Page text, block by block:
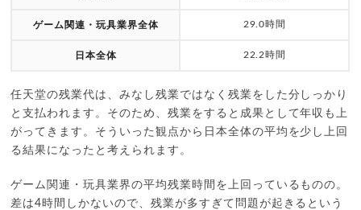
ゲーム関連・玩具業界全体 29.0時間
日本全体 22.2時間
任天堂の残業代は、みなし残業ではなく残業をした分しっかり
と支払われます。そのため、残業をすると成果として年収も上
がってきます。そういった観点から日本全体の平均を少し上回
る結果になったと考えられます。
ゲーム関連・玩具業界の平均残業時間を上回っているものの。
差は4時間しかないので、残業が多すぎて問題が起きるという